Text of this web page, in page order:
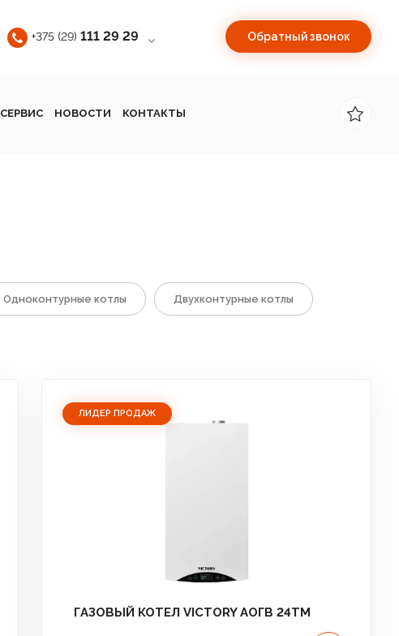
+375 (29) 111 29 29 Обратный звонок
СЕРВИС НОВОСТИ КОНТАКТЫ
Одноконтурные котлы Двухконтурные котлы
ЛИДЕР ПРОДАЖ
ГАЗОВЫЙ КОТЕЛ VICTORY АОГВ 24TM